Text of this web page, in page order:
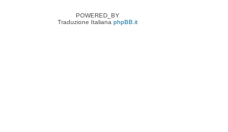
POWERED_BY
Traduzione Italiana phpBB.it